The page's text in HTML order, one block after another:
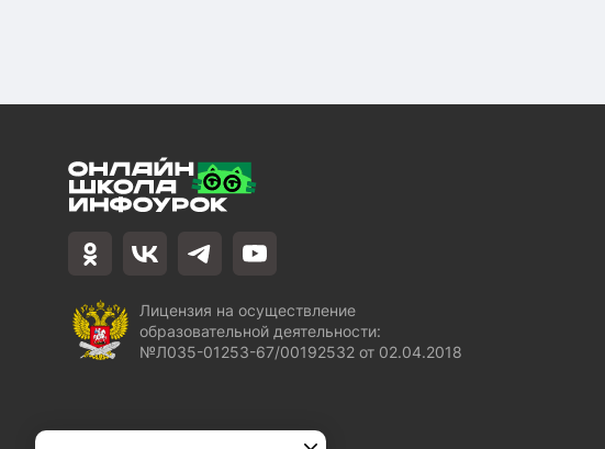
Лицензия на осуществление
образовательной деятельности:
№Л035-01253-67/00192532 от 02.04.2018